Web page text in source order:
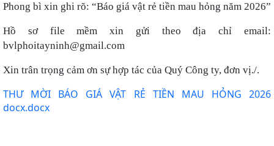
Phong bì xin ghi rõ: “Báo giá vật rẻ tiền mau hỏng năm 2026”
Hồ sơ file mềm xin gửi theo địa chỉ email:
bvlphoitayninh@gmail.com
Xin trân trọng cảm ơn sự hợp tác của Quý Công ty, đơn vị./.
THƯ MỜI BÁO GIÁ VẬT RẺ TIỀN MAU HỎNG 2026
docx.docx